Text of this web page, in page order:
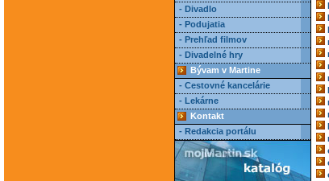
- Divadlo
- Podujatia
- Prehľad filmov
- Divadelné hry
Bývam v Martine
- Cestovné kancelárie
- Lekárne
Kontakt
- Redakcia portálu